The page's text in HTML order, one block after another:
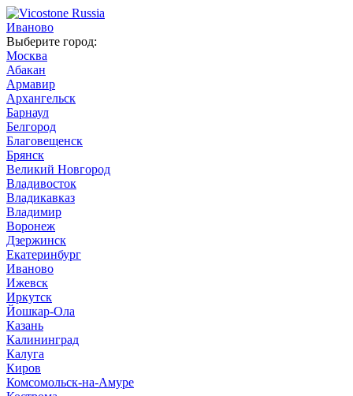
Иваново
Выберите город:
Москва
Абакан
Армавир
Архангельск
Барнаул
Белгород
Благовещенск
Брянск
Великий Новгород
Владивосток
Владикавказ
Владимир
Воронеж
Дзержинск
Екатеринбург
Иваново
Ижевск
Иркутск
Йошкар-Ола
Казань
Калининград
Калуга
Киров
Комсомольск-на-Амуре